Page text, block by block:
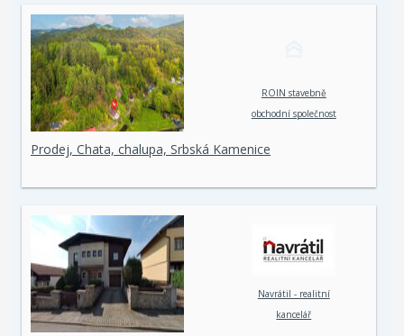
ROIN stavebně
obchodní společnost
Prodej, Chata, chalupa, Srbská Kamenice
Navrátil - realitní
kancelář